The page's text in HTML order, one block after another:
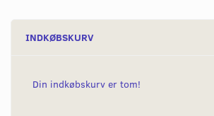
INDKØBSKURV
Din indkøbskurv er tom!